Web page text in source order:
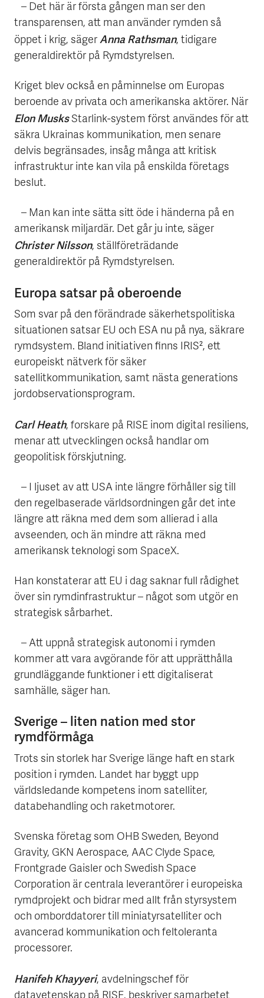
– Det här är första gången man ser den
transparensen, att man använder rymden så
öppet i krig, sägerAnna Rathsman, tidigare
generaldirektör på Rymdstyrelsen.
Kriget blev också en påminnelse om Europas
beroende av privata och amerikanska aktörer. När
Elon MusksStarlink-system först användes för att
säkra Ukrainas kommunikation, men senare
delvis begränsades, insåg många att kritisk
infrastruktur inte kan vila på enskilda företags
beslut.
– Man kan inte sätta sitt öde i händerna på en
amerikansk miljardär. Det går ju inte, säger
Christer Nilsson, ställföreträdande
generaldirektör på Rymdstyrelsen.
Europa satsar på oberoende
Som svar på den förändrade säkerhetspolitiska
situationen satsar EU och ESA nu på nya, säkrare
rymdsystem. Bland initiativen finns IRIS², ett
europeiskt nätverk för säker
satellitkommunikation, samt nästa generations
jordobservationsprogram.
Carl Heath, forskare på RISE inom digital resiliens,
menar att utvecklingen också handlar om
geopolitisk förskjutning.
– I ljuset av att USA inte längre förhåller sig till
den regelbaserade världsordningen går det inte
längre att räkna med dem som allierad i alla
avseenden, och än mindre att räkna med
amerikansk teknologi som SpaceX.
Han konstaterar att EU i dag saknar full rådighet
över sin rymdinfrastruktur – något som utgör en
strategisk sårbarhet.
– Att uppnå strategisk autonomi i rymden
kommer att vara avgörande för att upprätthålla
grundläggande funktioner i ett digitaliserat
samhälle, säger han.
Sverige – liten nation med stor
rymdförmåga
Trots sin storlek har Sverige länge haft en stark
position i rymden. Landet har byggt upp
världsledande kompetens inom satelliter,
databehandling och raketmotorer.
Svenska företag som OHB Sweden, Beyond
Gravity, GKN Aerospace, AAC Clyde Space,
Frontgrade Gaisler och Swedish Space
Corporation är centrala leverantörer i europeiska
rymdprojekt och bidrar med allt från styrsystem
och omborddatorer till miniatyrsatelliter och
avancerad kommunikation och feltoleranta
processorer.
Hanifeh Khayyeri, avdelningschef för